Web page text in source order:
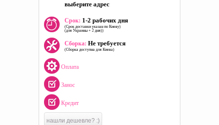
выберите адрес
Срок: 1-2 рабочих дня
(Срок доставки указан по Киеву)
(для Украины + 2 дня))
Сборка: Не требуется
(Сборка доступна для Киева)
Оплата
Занос
Кредит
нашли дешевле? :)